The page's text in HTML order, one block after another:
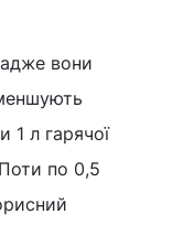
вони
1 л гарячої
по 0,5